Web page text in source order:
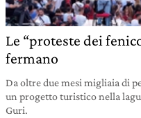
Le “proteste dei
fermano
Da oltre due mesi migliaia di
un progetto turistico nella
Guri.